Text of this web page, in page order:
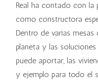
Real ha contado con la
como constructora
Dentro de varias
planeta y las
puede aportar, las
y ejemplo para todo el